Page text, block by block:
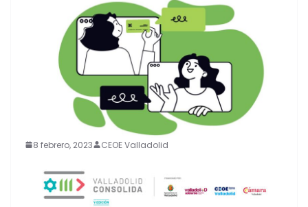
8 febrero, 2023 CEOE Valladolid